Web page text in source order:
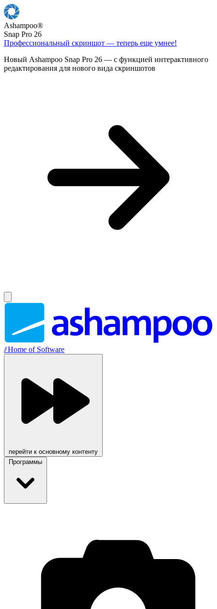
Ashampoo®
Snap Pro 26
Профессиональный скриншот — теперь еще умнее!
Новый Ashampoo Snap Pro 26 — с функцией интерактивного
редактирования для нового вида скриншотов
//Home of Software
перейти к основному контенту
Программы